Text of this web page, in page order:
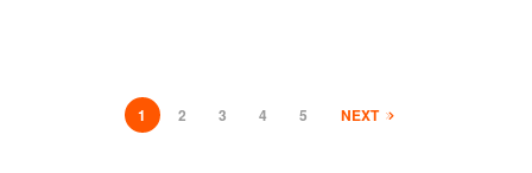
1 2 3 4 5 NEXT